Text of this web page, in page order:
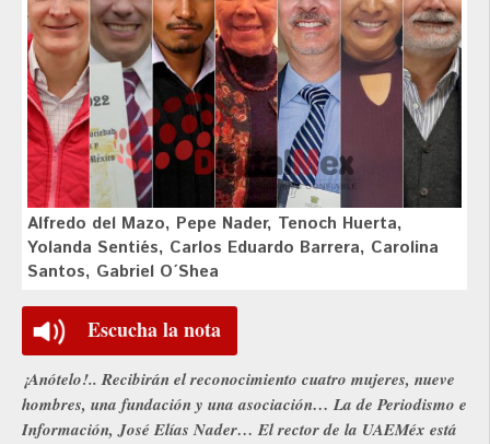
Alfredo del Mazo, Pepe Nader, Tenoch Huerta,
Yolanda Sentiés, Carlos Eduardo Barrera, Carolina
Santos, Gabriel O´Shea
Escucha la nota
¡Anótelo!.. Recibirán el reconocimiento cuatro mujeres, nueve
hombres, una fundación y una asociación… La de Periodismo e
Información, José Elías Nader… El rector de la UAEMéx está